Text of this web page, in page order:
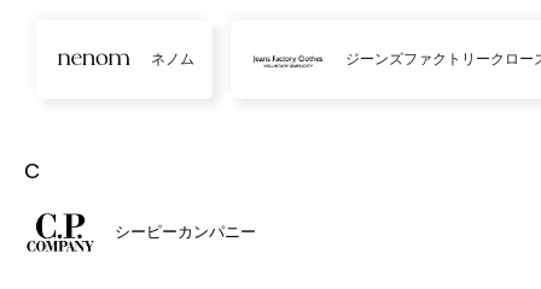
ネノム ジーンズファクトリークロー
C
シーピーカンパニー